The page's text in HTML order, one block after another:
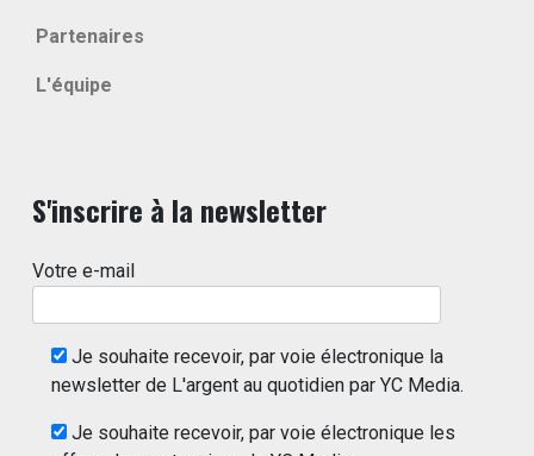
Partenaires
L'équipe
S'inscrire à la newsletter
Votre e-mail
Je souhaite recevoir, par voie électronique la
newsletter de L'argent au quotidien par YC Media.
Je souhaite recevoir, par voie électronique les